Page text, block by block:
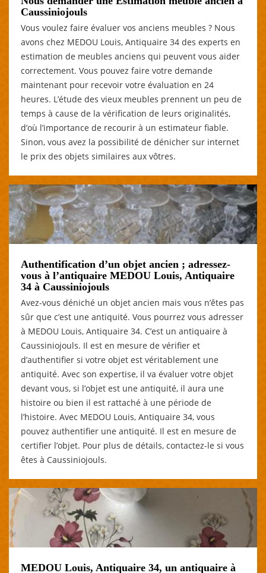
Caussiniojouls
Vous voulez faire évaluer vos anciens meubles ? Nous
avons chez MEDOU Louis, Antiquaire 34 des experts en
estimation de meubles anciens qui peuvent vous aider
correctement. Vous pouvez faire votre demande
maintenant pour recevoir votre évaluation en 24
heures. L’étude des vieux meubles prennent un peu de
temps à cause de la vérification de leurs originalités,
d’où l’importance de recourir à un estimateur fiable.
Sinon, vous avez la possibilité de dénicher sur internet
le prix des objets similaires aux vôtres.
Authentification d’un objet ancien ; adressez-
vous à l’antiquaire MEDOU Louis, Antiquaire
34 à Caussiniojouls
Avez-vous déniché un objet ancien mais vous n’êtes pas
sûr que c’est une antiquité. Vous pourrez vous adresser
à MEDOU Louis, Antiquaire 34. C’est un antiquaire à
Caussiniojouls. Il est en mesure de vérifier et
d’authentifier si votre objet est véritablement une
antiquité. Avec son expertise, il va évaluer votre objet
devant vous, si l’objet est une antiquité, il aura une
histoire ou bien il est rattaché à une période de
l’histoire. Avec MEDOU Louis, Antiquaire 34, vous
pouvez authentifier une antiquité. Il est en mesure de
certifier l’objet. Pour plus de détails, contactez-le si vous
êtes à Caussiniojouls.
MEDOU Louis, Antiquaire 34, un antiquaire à